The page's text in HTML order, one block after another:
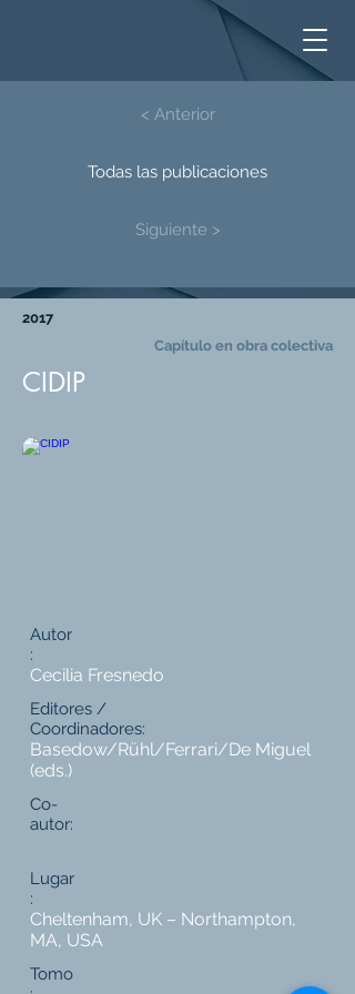
CIDIP
2017
Capítulo en obra colectiva
Autor
:
Cecilia Fresnedo
Editores /
Coordinadores:
Basedow/Rühl/Ferrari/De Miguel
(eds.)
Co-
autor:
Lugar
:
Cheltenham, UK – Northampton,
MA, USA
Tomo
< Anterior
Todas las publicaciones
Siguiente >